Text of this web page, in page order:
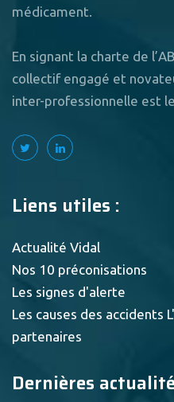
médicament.
En signant la charte de
collectif engagé et
inter-professionnelle est
Liens utiles :
Actualité Vidal
Nos 10 préconisations
Les signes d'alerte
Les causes des accidents
partenaires
Dernières